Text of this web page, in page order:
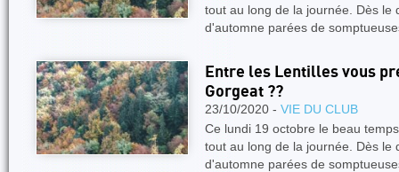
tout au long de la journée. Dès le
d'automne parées de
Entre les Lentilles vous
Gorgeat ??
23/10/2020 - VIE DU CLUB
Ce lundi 19 octobre le beau
tout au long de la journée. Dès le
d'automne parées de